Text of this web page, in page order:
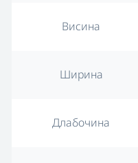
Висина
Ширина
Длабочина